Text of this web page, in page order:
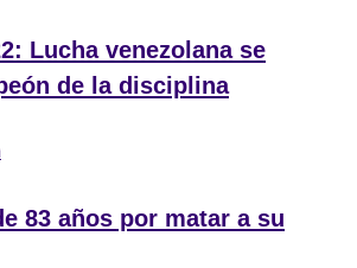
Lucha venezolana se
de la disciplina
83 años por matar a su